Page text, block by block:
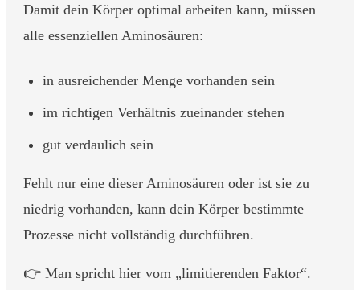
Damit dein Körper optimal arbeiten kann, müssen
alle essenziellen Aminosäuren:
in ausreichender Menge vorhanden sein
im richtigen Verhältnis zueinander stehen
gut verdaulich sein
Fehlt nur eine dieser Aminosäuren oder ist sie zu
niedrig vorhanden, kann dein Körper bestimmte
Prozesse nicht vollständig durchführen.
👉 Man spricht hier vom „limitierenden Faktor“.